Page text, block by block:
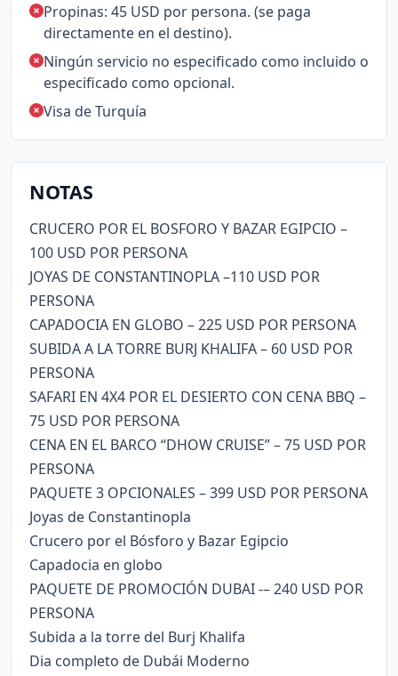
Propinas: 45 USD por persona. (se paga
directamente en el destino).
Ningún servicio no especificado como incluido o
especificado como opcional.
Visa de Turquía
NOTAS
CRUCERO POR EL BOSFORO Y BAZAR EGIPCIO –
100 USD POR PERSONA
JOYAS DE CONSTANTINOPLA –110 USD POR
PERSONA
CAPADOCIA EN GLOBO – 225 USD POR PERSONA
SUBIDA A LA TORRE BURJ KHALIFA – 60 USD POR
PERSONA
SAFARI EN 4X4 POR EL DESIERTO CON CENA BBQ –
75 USD POR PERSONA
CENA EN EL BARCO “DHOW CRUISE” – 75 USD POR
PERSONA
PAQUETE 3 OPCIONALES – 399 USD POR PERSONA
Joyas de Constantinopla
Crucero por el Bósforo y Bazar Egipcio
Capadocia en globo
PAQUETE DE PROMOCIÓN DUBAI -– 240 USD POR
PERSONA
Subida a la torre del Burj Khalifa
Dia completo de Dubái Moderno